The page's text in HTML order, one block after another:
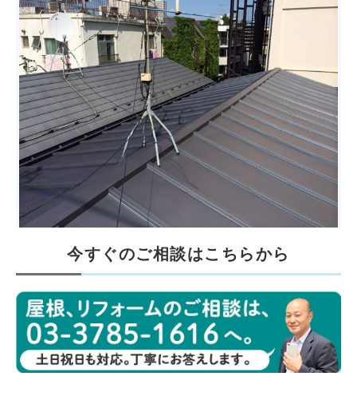
今すぐのご相談はこちらから